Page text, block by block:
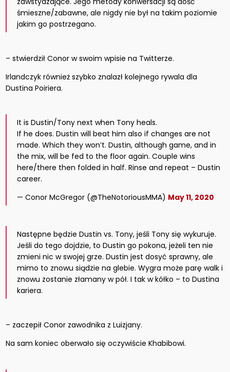
śmieszne/zabawne, ale nigdy nie był na takim poziomie
jakim go postrzegano.
– stwierdził Conor w swoim wpisie na Twitterze.
Irlandczyk również szybko znalazł kolejnego rywala dla
Dustina Poiriera.
It is Dustin/Tony next when Tony heals.
If he does. Dustin will beat him also if changes are not
made. Which they won’t. Dustin, although game, and in
the mix, will be fed to the floor again. Couple wins
here/there then folded in half. Rinse and repeat – Dustin
career.
— Conor McGregor (@TheNotoriousMMA) May 11, 2020
Następne będzie Dustin vs. Tony, jeśli Tony się wykuruje.
Jeśli do tego dojdzie, to Dustin go pokona, jeżeli ten nie
zmieni nic w swojej grze. Dustin jest dosyć sprawny, ale
mimo to znowu siądzie na glebie. Wygra może parę walk i
znowu zostanie złamany w pół. I tak w kółko – to Dustina
kariera.
– zaczepił Conor zawodnika z Luizjany.
Na sam koniec oberwało się oczywiście Khabibowi.